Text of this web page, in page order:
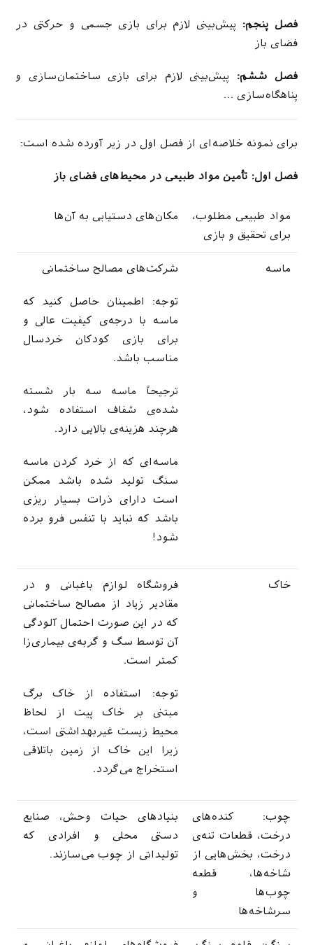
فصل پنجم:
پیش‌بینی لازم برای بازی جسمی و حرکتی در
فضای باز
فصل ششم: پیش‌بینی لازم برای بازی ساختمان‌سازی و
پناهگاه‌سازی …
برای نمونه خلاصه‌ای از فصل اول در زیر آورده شده است:
فصل اول: تأمین مواد طبیعی در محیط‌های فضای باز
مواد طبیعی مطلوب،
برای تحقیق و بازی
مکان‌های دستیابی به آن‌ها
ماسه شرکت‌های مصالح ساختمانی
توجه: اطمینان حاصل کنید که
ماسه با درجه‌ی کیفیت عالی و
برای بازی کودکان خردسال
مناسب باشد.
ترجیحاً ماسه سه بار شسته
شده‌ی شفاف استفاده شود،
هرچند هزینه‌ی بالایی دارد.
ماسه‌ای که از خرد کردن ماسه
سنگ تولید شده باشد ممکن
است دارای ذرات بسیار ریزی
باشد که نباید با تنفس فرو برده
شود!
خاک
فروشگاه لوازم باغبانی و در
مقادیر زیاد از مصالح ساختمانی
که در این صورت احتمال آلودگی
آن توسط سگ و گربه‌ی بیماری‌زا
کمتر است.
توجه: استفاده از خاک برگ
مبتنی بر خاک پیت از لحاظ
محیط زیست غیربهداشتی است،
زیرا این خاک از زمین باتلاقی
استخراج می‌گردد.
چوب: کنده‌های
درخت، قطعات تنه‌ی
درخت، بخش‌هایی از
شاخه‌ها، قطعه
چوب‌ها و
سرشاخه‌ها
بنیاد‌های حیات وحش، صنایع
دستی محلی و افرادی که
تولیداتی از چوب می‌سازند.